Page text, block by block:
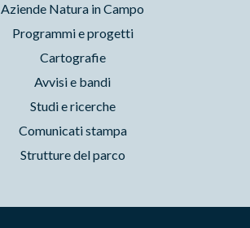
Aziende Natura in Campo
Programmi e progetti
Cartografie
Avvisi e bandi
Studi e ricerche
Comunicati stampa
Strutture del parco